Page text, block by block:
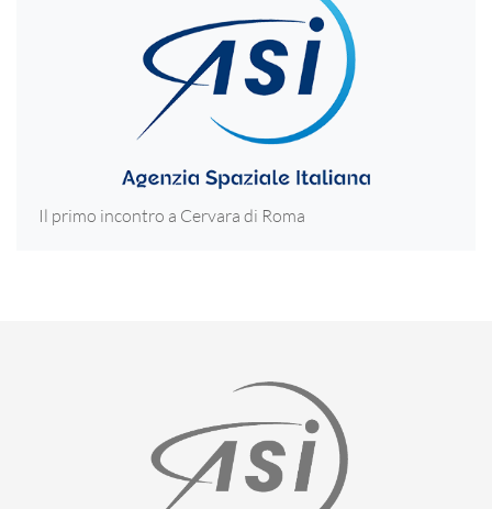
Il primo incontro a Cervara di Roma